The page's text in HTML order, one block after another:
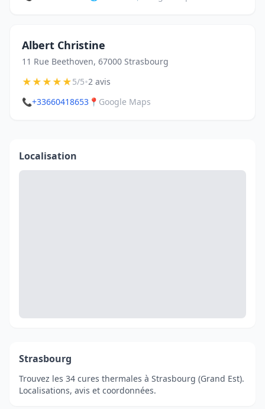
Albert Christine
11 Rue Beethoven, 67000 Strasbourg
★★★★★5/5•2 avis
📞+33660418653 📍 Google Maps
Localisation
Strasbourg
Trouvez les 34 cures thermales à Strasbourg (Grand Est).
Localisations, avis et coordonnées.